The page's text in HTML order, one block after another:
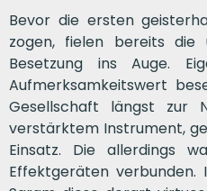
Bevor die ersten
zogen, fielen bereits die
Besetzung ins Auge.
Aufmerksamkeitswert
Gesellschaft längst zur
verstärktem Instrument,
Einsatz. Die allerdings
Effektgeräten